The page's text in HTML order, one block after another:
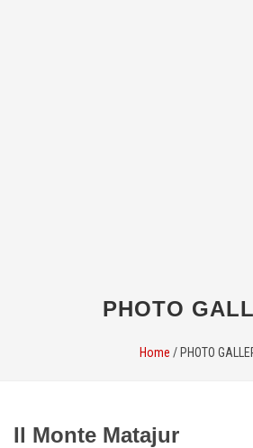
PHOTO
Home / PHOTO
Il Monte Matajur